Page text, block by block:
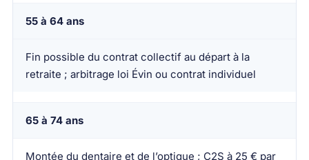
55 à 64 ans
Fin possible du contrat collectif au départ à la
retraite ; arbitrage loi Évin ou contrat individuel
65 à 74 ans
Montée du dentaire et de l’optique ; C2S à 25 € par